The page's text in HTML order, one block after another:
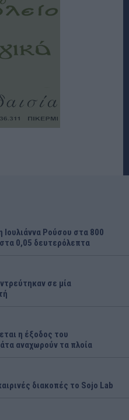
Ιουλιάννα Ρούσου στα 800
0,05 δευτερόλεπτα
σε μία
η έξοδος του
αναχωρούν τα πλοία
διακοπές το Sojo Lab